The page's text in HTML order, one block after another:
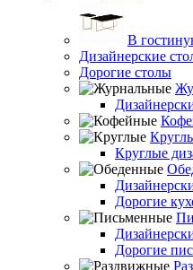
В
Дизайнерские
Дорогие столы
Круглые
Дорогие
Дорогие